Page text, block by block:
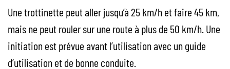
Une trottinette peut aller jusqu’à 25 km/h et faire 45 km,
mais ne peut rouler sur une route à plus de 50 km/h. Une
initiation est prévue avant l’utilisation avec un guide
d’utilisation et de bonne conduite.